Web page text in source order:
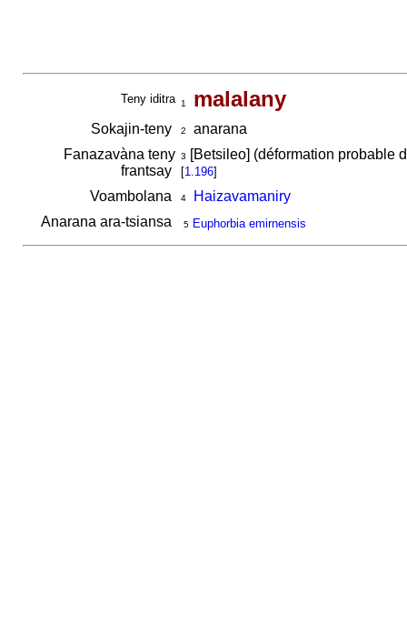
Teny iditra 1 malalany
Sokajin-teny 2
anarana
Fanazavàna teny
frantsay
3 [Betsileo] (déformation probable
[1.196]
Voambolana 4
Haizavamaniry
Anarana ara-tsiansa
5 Euphorbia emirnensis